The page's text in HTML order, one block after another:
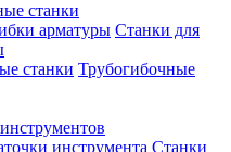
станки
Станки для
Трубогибочные
Станки